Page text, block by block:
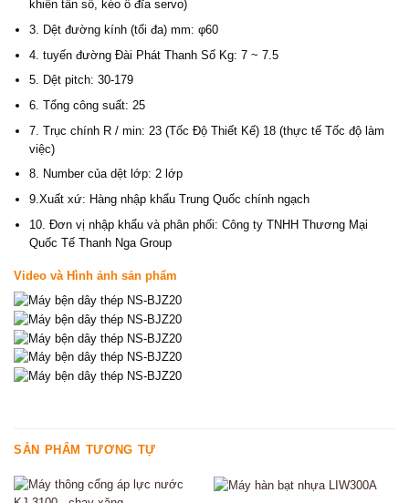
khiển tần số, kéo ổ đĩa servo)
3. Dệt đường kính (tối đa) mm: φ60
4. tuyến đường Đài Phát Thanh Số Kg: 7 ~ 7.5
5. Dệt pitch: 30-179
6. Tổng công suất: 25
7. Trục chính R / min: 23 (Tốc Độ Thiết Kế) 18 (thực tế Tốc độ làm
việc)
8. Number của dệt lớp: 2 lớp
9.Xuất xứ: Hàng nhập khẩu Trung Quốc chính ngạch
10. Đơn vị nhập khẩu và phân phối: Công ty TNHH Thương Mại
Quốc Tế Thanh Nga Group
Video và Hình ảnh sản phẩm
SẢN PHẨM TƯƠNG TỰ